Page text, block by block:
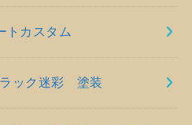
トカスタム
ック迷彩 塗装